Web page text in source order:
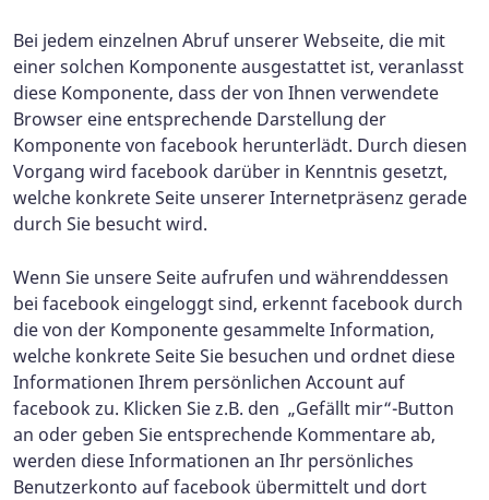
Bei jedem einzelnen Abruf unserer Webseite, die mit
einer solchen Komponente ausgestattet ist, veranlasst
diese Komponente, dass der von Ihnen verwendete
Browser eine entsprechende Darstellung der
Komponente von facebook herunterlädt. Durch diesen
Vorgang wird facebook darüber in Kenntnis gesetzt,
welche konkrete Seite unserer Internetpräsenz gerade
durch Sie besucht wird.
Wenn Sie unsere Seite aufrufen und währenddessen
bei facebook eingeloggt sind, erkennt facebook durch
die von der Komponente gesammelte Information,
welche konkrete Seite Sie besuchen und ordnet diese
Informationen Ihrem persönlichen Account auf
facebook zu. Klicken Sie z.B. den „Gefällt mir“-Button
an oder geben Sie entsprechende Kommentare ab,
werden diese Informationen an Ihr persönliches
Benutzerkonto auf facebook übermittelt und dort